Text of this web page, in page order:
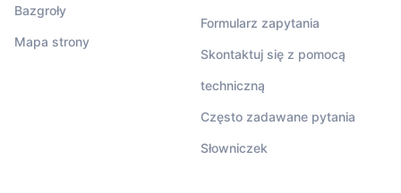
Bazgroły
Mapa strony
Formularz zapytania
Skontaktuj się z pomocą
techniczną
Często zadawane pytania
Słowniczek